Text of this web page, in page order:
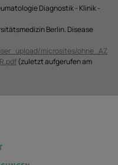
Diagnostik - Klinik -
Berlin. Disease
microsites/ohne_AZ
(zuletzt aufgerufen am